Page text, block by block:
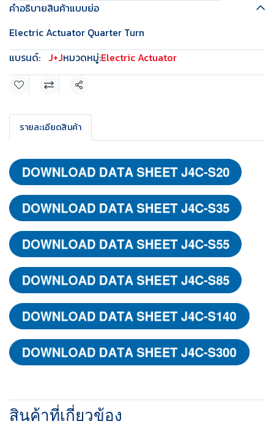
คำอธิบายสินค้าแบบย่อ
Electric Actuator Quarter Turn
แบรนด์: J+Jหมวดหมู่:Electric Actuator
แชร์
รายละเอียดสินค้า
สินค้าที่เกี่ยวข้อง